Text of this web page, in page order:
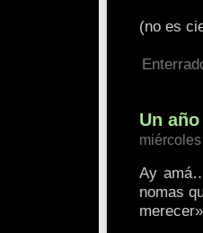
(no es
Un
Ay
nomas